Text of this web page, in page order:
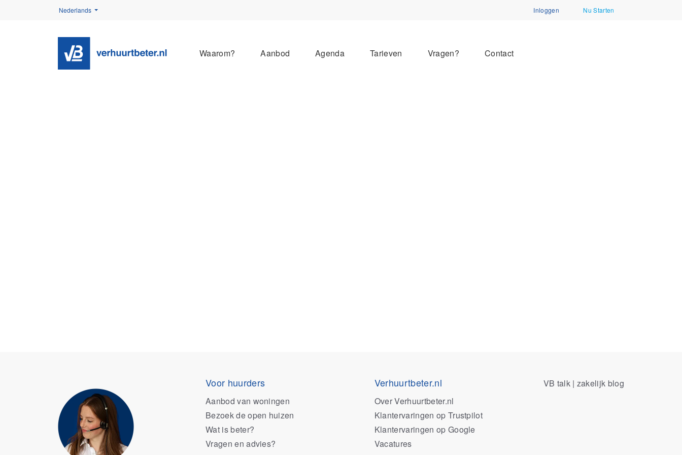
Nederlands Inloggen Nu Starten
Waarom? Aanbod Agenda Tarieven Vragen? Contact
Voor huurders
Aanbod van woningen
Bezoek de open huizen
Wat is beter?
Vragen en advies?
Verhuurtbeter.nl
Over Verhuurtbeter.nl
Klantervaringen op Trustpilot
Klantervaringen op Google
Vacatures
VB talk | zakelijk blog